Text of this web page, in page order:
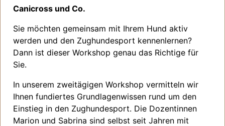
Canicross und Co.
Sie möchten gemeinsam mit Ihrem Hund aktiv
werden und den Zughundesport kennenlernen?
Dann ist dieser Workshop genau das Richtige für
Sie.
In unserem zweitägigen Workshop vermitteln wir
Ihnen fundiertes Grundlagenwissen rund um den
Einstieg in den Zughundesport. Die Dozentinnen
Marion und Sabrina sind selbst seit Jahren mit